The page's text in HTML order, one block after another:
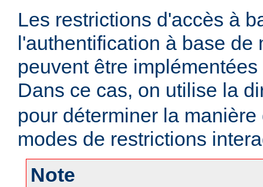
Les restrictions d'accès à
l'authentification à base de
peuvent être
Dans ce cas, on utilise la
pour déterminer la
modes de restrictions
Note